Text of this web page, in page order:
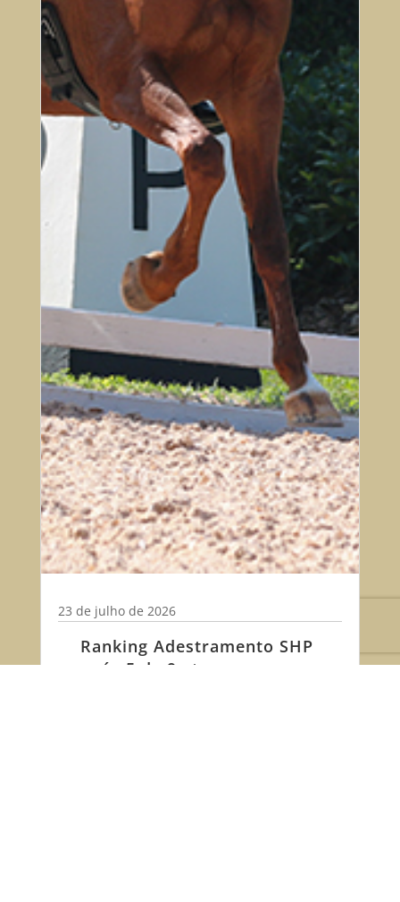
Ranking Adestramento SHP
após 5 de 9 etapas
23 de julho de 2026